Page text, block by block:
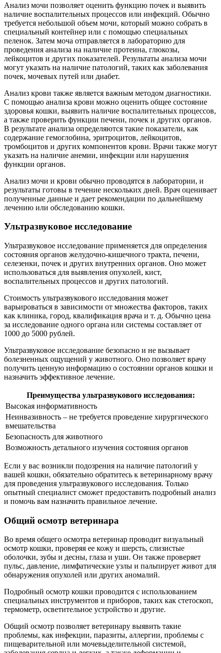
Анализ мочи позволяет оценить функцию почек и выявить
наличие воспалительных процессов или инфекций. Обычно
требуется небольшой объем мочи, который можно собрать в
специальный контейнер или с помощью специальных
пеленок. Затем моча отправляется в лабораторию для
проведения анализа на наличие протеина, глюкозы,
лейкоцитов и других показателей. Результаты анализа мочи
могут указать на наличие патологий, таких как заболевания
почек, мочевых путей или диабет.
Анализ крови также является важным методом диагностики.
С помощью анализа крови можно оценить общее состояние
здоровья кошки, выявить наличие воспалительных процессов,
а также проверить функции печени, почек и других органов.
В результате анализа определяются такие показатели, как
содержание гемоглобина, эритроцитов, лейкоцитов,
тромбоцитов и других компонентов крови. Врачи также могут
указать на наличие анемии, инфекции или нарушения
функции органов.
Анализ мочи и крови обычно проводятся в лаборатории, и
результаты готовы в течение нескольких дней. Врач оценивает
полученные данные и дает рекомендации по дальнейшему
лечению или обследованию кошки.
Ультразвуковое исследование
Ультразвуковое исследование применяется для определения
состояния органов желудочно-кишечного тракта, печени,
селезенки, почек и других внутренних органов. Оно может
использоваться для выявления опухолей, кист,
воспалительных процессов и других патологий.
Стоимость ультразвукового исследования может
варьироваться в зависимости от множества факторов, таких
как клиника, город, квалификация врача и т. д. Обычно цена
за исследование одного органа или системы составляет от
1000 до 5000 рублей.
Ультразвуковое исследование безопасно и не вызывает
болезненных ощущений у животного. Оно позволяет врачу
получить ценную информацию о состоянии органов кошки и
назначить эффективное лечение.
Преимущества ультразвукового исследования:
Высокая информативность
Неинвазивность – не требуется проведение хирургического
вмешательства
Безопасность для животного
Возможность детального изучения состояния органов
Если у вас возникли подозрения на наличие патологий у
вашей кошки, обязательно обратитесь к ветеринарному врачу
для проведения ультразвукового исследования. Только
опытный специалист сможет предоставить подробный анализ
и помочь вам назначить правильное лечение.
Общий осмотр ветеринара
Во время общего осмотра ветеринар проводит визуальный
осмотр кошки, проверяя ее кожу и шерсть, слизистые
оболочки, зубы и десны, глаза и уши. Он также проверяет
пульс, давление, лимфатические узлы и пальпирует живот для
обнаружения опухолей или других аномалий.
Подробный осмотр кошки проводится с использованием
специальных инструментов и приборов, таких как стетоскоп,
термометр, осветительное устройство и другие.
Общий осмотр позволяет ветеринару выявить такие
проблемы, как инфекции, паразиты, аллергии, проблемы с
пищеварительной или мочевыделительной системой,